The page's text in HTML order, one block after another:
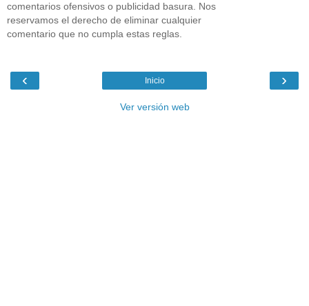
comentarios ofensivos o publicidad basura. Nos
reservamos el derecho de eliminar cualquier
comentario que no cumpla estas reglas.
‹ ›
Inicio
Ver versión web